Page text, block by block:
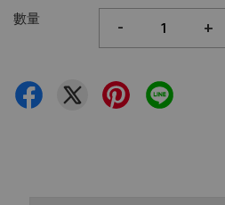
數量 - +